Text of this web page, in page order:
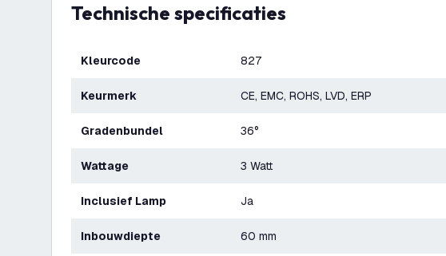
Technische specificaties
Kleurcode 827
Keurmerk CE, EMC, ROHS, LVD, ERP
Gradenbundel 36°
Wattage 3 Watt
Inclusief Lamp Ja
Inbouwdiepte 60 mm